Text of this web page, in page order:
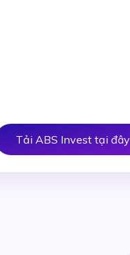
Tải ABS Invest tại đây